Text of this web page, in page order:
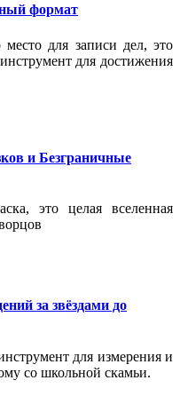
формат
для записи дел, это
для достижения
и Безграничные
это целая вселенная
за звёздами до
для измерения и
со школьной скамьи.